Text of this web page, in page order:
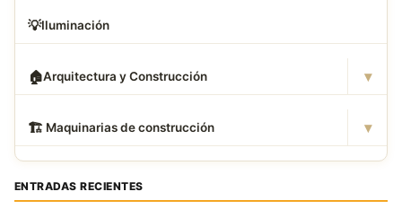
💡Iluminación
🏠Arquitectura y Construcción ▾
🏗 ️ Maquinarias de construcción ▾
ENTRADAS RECIENTES